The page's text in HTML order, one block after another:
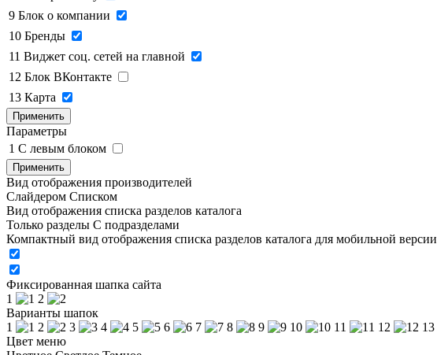
9 Блок о компании
10 Бренды
11 Виджет соц. сетей на главной
12 Блок ВКонтакте
13 Карта
Применить
Параметры
1 C левым блоком
Применить
Вид отображения производителей
Слайдером Списком
Вид отображения списка разделов каталога
Только разделы С подразделами
Компактный вид отображения списка разделов каталога для мобильной версии
Фиксированная шапка сайта
1
2
Варианты шапок
1
2 3 4 5 6 7 8 9 10 11 12 13
Цвет меню